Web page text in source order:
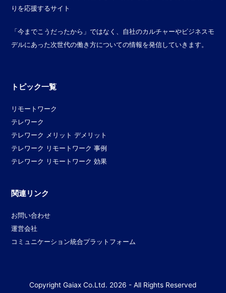
りを応援するサイト
「今までこうだったから」ではなく、自社のカルチャーやビジネスモ
デルにあった次世代の働き方についての情報を発信していきます。
トピック一覧
リモートワーク
テレワーク
テレワーク メリット デメリット
テレワーク リモートワーク 事例
テレワーク リモートワーク 効果
関連リンク
お問い合わせ
運営会社
コミュニケーション統合プラットフォーム
Copyright Gaiax Co.Ltd. 2026 - All Rights Reserved